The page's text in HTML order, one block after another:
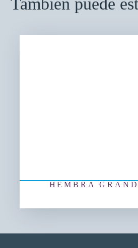
También puede
HEMBRA